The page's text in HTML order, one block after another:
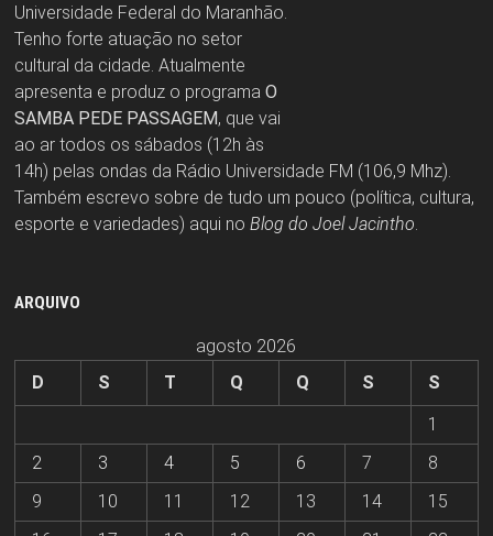
Universidade Federal do Maranhão.
Tenho forte atuação no setor
cultural da cidade. Atualmente
apresenta e produz o programa O
SAMBA PEDE PASSAGEM, que vai
ao ar todos os sábados (12h às
14h) pelas ondas da Rádio Universidade FM (106,9 Mhz).
Também escrevo sobre de tudo um pouco (política, cultura,
esporte e variedades) aqui no Blog do Joel Jacintho
ARQUIVO
agosto 2026
D
S T Q Q S
S
1
2
3 4 5 6 7
8
9
10 11 12 13 14
15